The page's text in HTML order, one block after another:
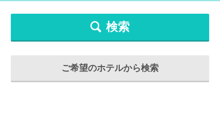
検索
ご希望のホテルから検索